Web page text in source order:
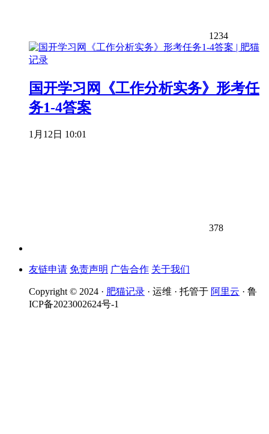
1234
国开学习网《工作分析实务》形考任
务1-4答案
1月12日 10:01
378
友链申请 免责声明 广告合作 关于我们
Copyright © 2024 · 肥猫记录 · 运维 · 托管于 阿里云 · 鲁
ICP备2023002624号-1